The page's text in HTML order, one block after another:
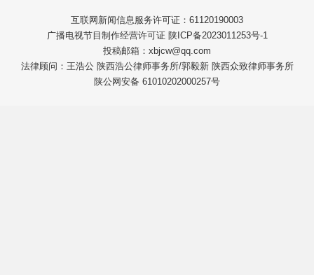
互联网新闻信息服务许可证：61120190003
广播电视节目制作经营许可证 陕ICP备2023011253号-1
投稿邮箱：xbjcw@qq.com
法律顾问：王浩公 陕西浩公律师事务所/郭毅新 陕西众致律师事务所
陕公网安备 61010202000257号